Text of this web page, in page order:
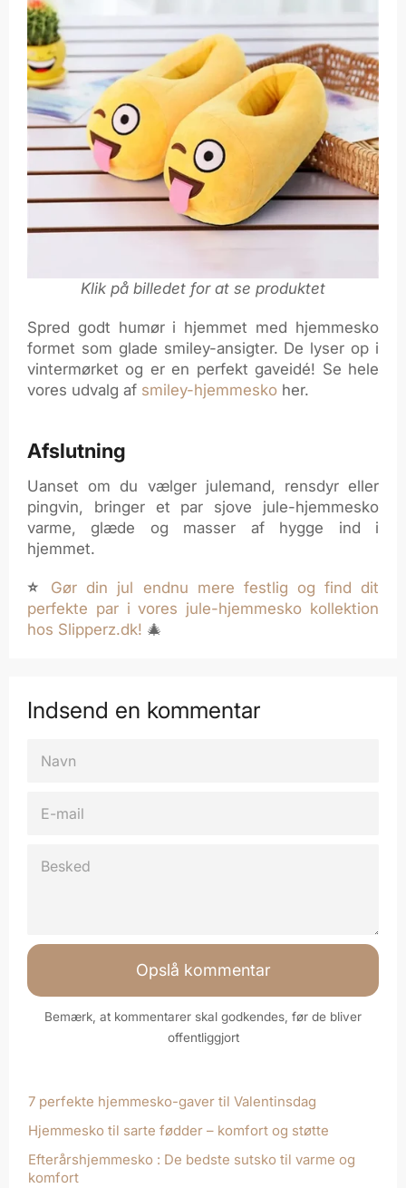
Klik på billedet for at se produktet
Spred godt humør i hjemmet med hjemmesko
formet som glade smiley-ansigter. De lyser op i
vintermørket og er en perfekt gaveidé! Se hele
vores udvalg af smiley-hjemmesko her.
Afslutning
Uanset om du vælger julemand, rensdyr eller
pingvin, bringer et par sjove jule-hjemmesko
varme, glæde og masser af hygge ind i
hjemmet.
⭐ Gør din jul endnu mere festlig og find dit
perfekte par i vores jule-hjemmesko kollektion
hos Slipperz.dk! 🎄
Indsend en kommentar
MAIL
Bemærk, at kommentarer skal godkendes, før de bliver
offentliggjort
7 perfekte hjemmesko-gaver til Valentinsdag
Hjemmesko til sarte fødder – komfort og støtte
Efterårshjemmesko : De bedste sutsko til varme og
komfort